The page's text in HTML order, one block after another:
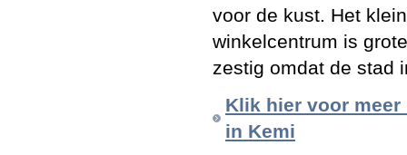
voor de kust. Het
winkelcentrum is
zestig omdat de stad
Klik hier voor
in Kemi